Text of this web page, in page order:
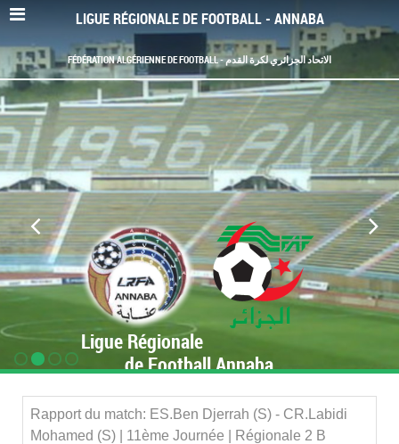
LIGUE RÉGIONALE DE FOOTBALL - ANNABA
FÉDÉRATION ALGÉRIENNE DE FOOTBALL - الاتحاد الجزائري لكرة القدم
Ligue Régionale
de Football Annaba
Rapport du match: ES.Ben Djerrah (S) - CR.Labidi
Mohamed (S) | 11ème Journée | Régionale 2 B